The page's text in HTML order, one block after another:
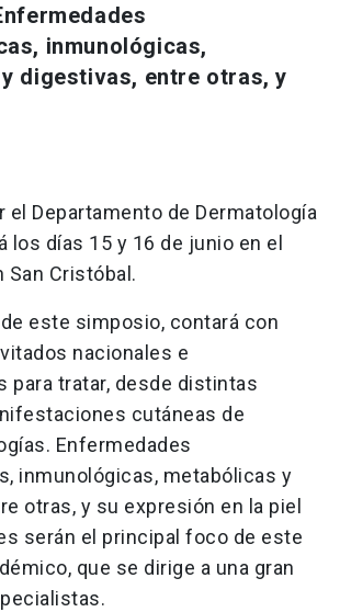
inmunológicas,
digestivas, entre otras, y
el Departamento de Dermatología
los días 15 y 16 de junio en el
San Cristóbal.
este simposio, contará con
nacionales e
para tratar, desde distintas
cutáneas de
Enfermedades
inmunológicas, metabólicas y
otras, y su expresión en la piel
serán el principal foco de este
que se dirige a una gran